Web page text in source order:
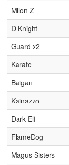
Milon Z
D.Knight
Guard x2
Karate
Baigan
Kainazzo
Dark Elf
FlameDog
Magus Sisters